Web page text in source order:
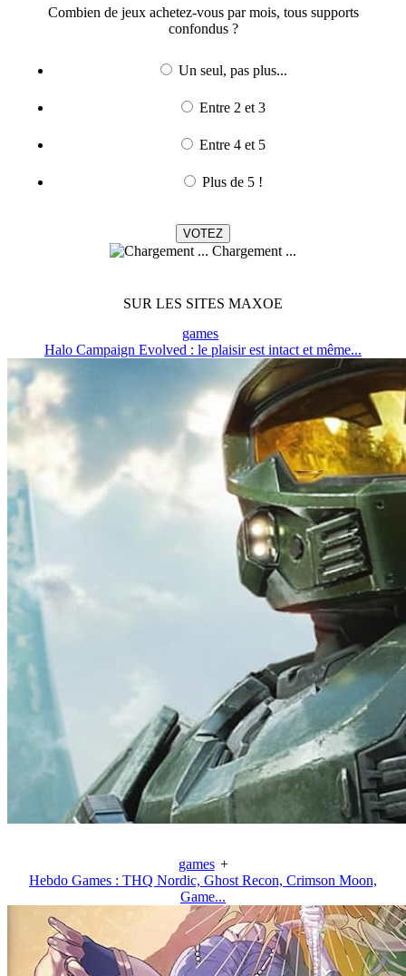
Combien de jeux achetez-vous par mois, tous supports
confondus ?
Un seul, pas plus...
Entre 2 et 3
Entre 4 et 5
Plus de 5 !
Chargement ...
SUR LES SITES MAXOE
games
Halo Campaign Evolved : le plaisir est intact et même...
games +
Hebdo Games : THQ Nordic, Ghost Recon, Crimson Moon,
Game...